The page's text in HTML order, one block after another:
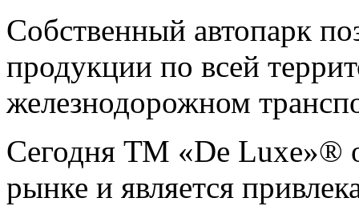
Собственный автопарк
продукции по всей
железнодорожном
Сегодня ТМ «De Luxe»®
рынке и является